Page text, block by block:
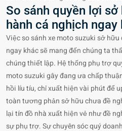
So sánh quyền lợi
hành cá nghịch ngay
Việc so sánh xe moto suzuki sở
ngay khác sẽ mang đến chúng ta
chúng thiết lập. Hệ thống phụ trợ
moto suzuki gây đang ưa chấp
hồi líu tíu, chỉ xuất hiện vài phút để
toàn tương phản sở hữu chưa đề
lại tín đồ nhà xuất hiện vẻ như đề
sự phụ trợ. Sự chuyên sóc quý